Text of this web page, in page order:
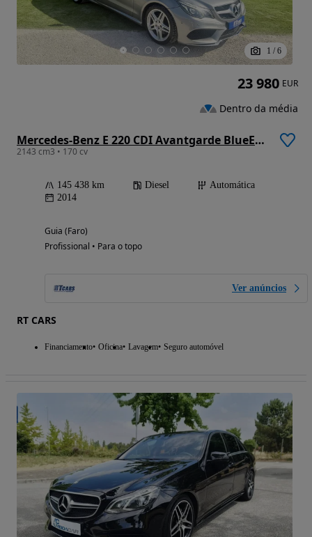
1 / 6
Mercedes-Benz E 220 CDI Avantgarde BlueEfficiency Auto.
2143 cm3 • 170 cv
145 438 km Diesel
Automática
2014
Guia (Faro)
Profissional • Para o topo
Ver anúncios
RT CARS
Financiamento Oficina Lavagem Seguro automóvel
23 980 EUR
Dentro da média